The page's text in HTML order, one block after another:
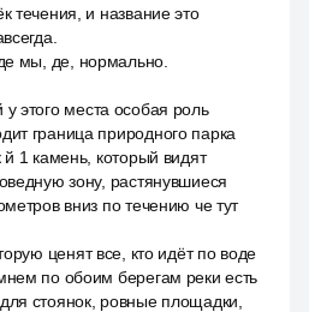
течения, и название это
мы, де, нормально.
этого места особая роль
граница природного парка
1 камень, который видят
зону, растянувшиеся
вниз по течению че тут
ценят все, кто идёт по воде
по обоим берегам реки есть
стоянок, ровные площадки,